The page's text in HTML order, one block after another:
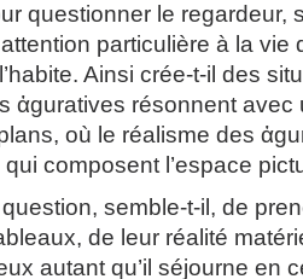
questionner le regardeur,
particulière à la vie
Ainsi crée-t-il des
ἀguratives résonnent avec
où le réalisme des
composent l’espace
semble-t-il, de
de leur réalité
autant qu’il séjourne en